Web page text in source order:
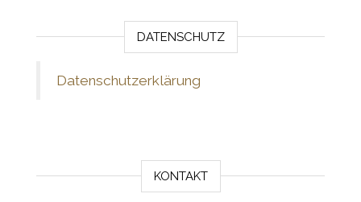
DATENSCHUTZ
Datenschutzerklärung
KONTAKT